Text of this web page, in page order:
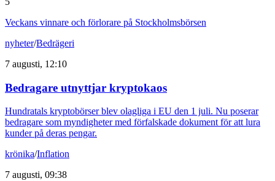
Veckans vinnare och förlorare på Stockholmsbörsen
nyheter/Bedrägeri
7 augusti, 12:10
Bedragare utnyttjar kryptokaos
Hundratals kryptobörser blev olagliga i EU den 1 juli. Nu poserar
bedragare som myndigheter med förfalskade dokument för att lura
kunder på deras pengar.
krönika/Inflation
7 augusti, 09:38